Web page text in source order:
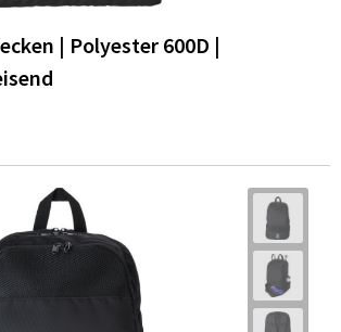
| Polyester 600D |